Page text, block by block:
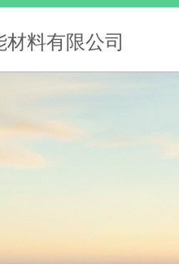
料有限公司